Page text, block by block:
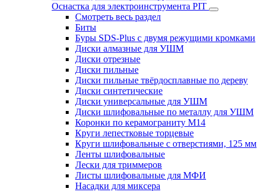
Оснастка для электроинструмента PIT
Смотреть весь раздел
Биты
Буры SDS-Plus c двумя режущими кромками
Диски алмазные для УШМ
Диски отрезные
Диски пильные
Диски пильные твёрдосплавные по дереву
Диски синтетические
Диски универсальные для УШМ
Диски шлифовальные по металлу для УШМ
Коронки по керамограниту M14
Круги лепестковые торцевые
Круги шлифовальные с отверстиями, 125 мм
Ленты шлифовальные
Лески для триммеров
Листы шлифовальные для МФИ
Насадки для миксера